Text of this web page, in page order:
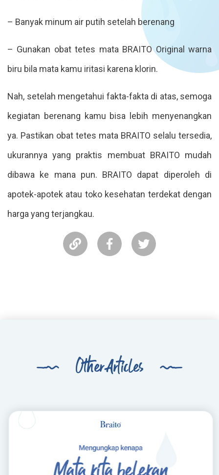
– Banyak minum air putih setelah berenang
– Gunakan obat tetes mata BRAITO Original warna
biru bila mata kamu iritasi karena klorin.
Nah, setelah mengetahui fakta-fakta di atas, semoga
kegiatan berenang kamu bisa lebih menyenangkan
ya. Pastikan obat tetes mata BRAITO selalu tersedia,
ukurannya yang praktis membuat BRAITO mudah
dibawa ke mana pun. BRAITO dapat diperoleh di
apotek-apotek atau toko kesehatan terdekat dengan
harga yang terjangkau.
Other Articles